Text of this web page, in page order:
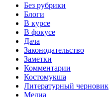
Без рубрики
Блоги
В курсе
В фокусе
Дача
Законодательство
Заметки
Комментарии
Костомукша
Литературный черновик
Медиа